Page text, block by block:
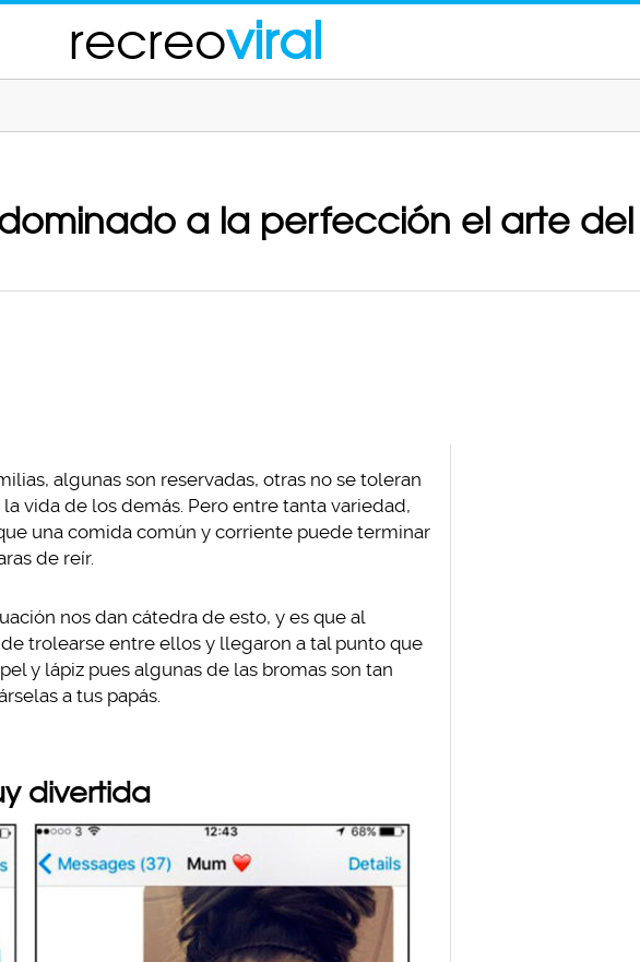
recreoviral
dominado a la perfección el arte
algunas son reservadas, otras no se toleran
vida de los demás. Pero entre tanta variedad,
una comida común y corriente puede terminar
de reír.
nos dan cátedra de esto, y es que al
trolearse entre ellos y llegaron a tal punto que
y lápiz pues algunas de las bromas son tan
a tus papás.
divertida